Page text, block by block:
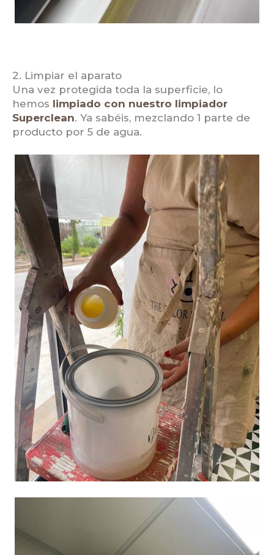
2. Limpiar el aparato
Una vez protegida toda la superficie, lo
hemos limpiado con nuestro limpiador
Superclean. Ya sabéis, mezclando 1 parte de
producto por 5 de agua.